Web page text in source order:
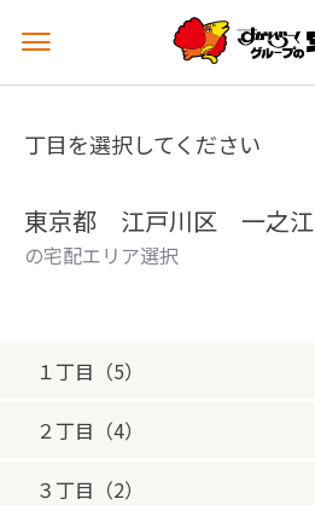
メ
ュ
を
丁目を選択してください
東京都 江戸川区 一之江
の宅配エリア選択
１丁目（5）
２丁目（4）
３丁目（2）